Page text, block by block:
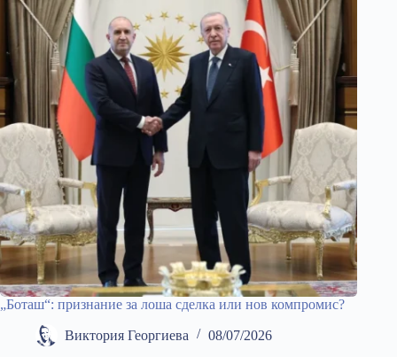
„Боташ“: признание за лоша сделка или нов компромис?
Виктория Георгиева 08/07/2026